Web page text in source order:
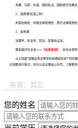
毛概、马原、外语、国际私法、国际经济法概论
2、选修课(任选三科)
外国法制史、中国法律思想史、西方法律思想史
3、加考课
法理学、宪法学、民法、民事诉讼法。
更多疑问可点击>>>【在线咨询】 ，有专业老
以上就是“安徽自考法律专科有哪些科目?”的问
交流群进行探讨。也可以关注微信公众号，了解更多
来源：其它
您的姓名